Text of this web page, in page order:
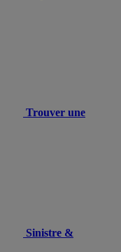
Trouver une
Sinistre &